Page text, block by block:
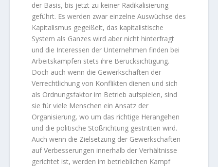
der Basis, bis jetzt zu keiner Radikalisierung
geführt. Es werden zwar einzelne Auswüchse des
Kapitalismus gegeißelt, das kapitalistische
System als Ganzes wird aber nicht hinterfragt
und die Interessen der Unternehmen finden bei
Arbeitskämpfen stets ihre Berücksichtigung.
Doch auch wenn die Gewerkschaften der
Verrechtlichung von Konflikten dienen und sich
als Ordnungsfaktor im Betrieb aufspielen, sind
sie für viele Menschen ein Ansatz der
Organisierung, wo um das richtige Herangehen
und die politische Stoßrichtung gestritten wird.
Auch wenn die Zielsetzung der Gewerkschaften
auf Verbesserungen innerhalb der Verhältnisse
gerichtet ist, werden im betrieblichen Kampf